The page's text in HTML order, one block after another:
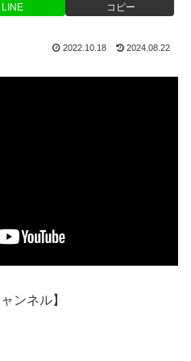
LINE コピー
2022.10.18 2024.08.22
ンネル】